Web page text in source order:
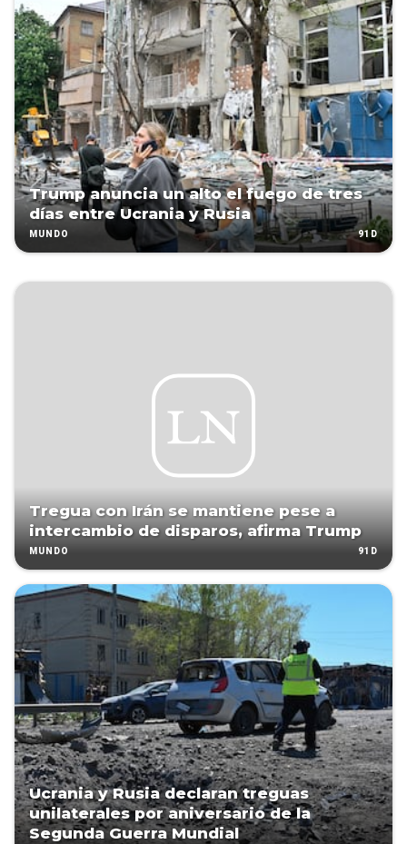
Trump anuncia un alto el fuego de tres
días entre Ucrania y Rusia
MUNDO 91D
Tregua con Irán se mantiene pese a
intercambio de disparos, afirma Trump
MUNDO 91D
Ucrania y Rusia declaran treguas
unilaterales por aniversario de la
Segunda Guerra Mundial